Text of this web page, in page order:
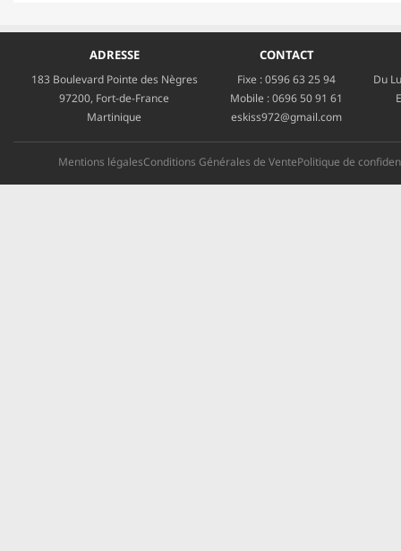
ADRESSE
183 Boulevard Pointe des Nègres
97200, Fort-de-France
Martinique
CONTACT
Fixe :0596 63 25 94
Mobile :0696 50 91 61
eskiss972@gmail.com
Du
Mentions légalesConditions Générales de VentePolitique de